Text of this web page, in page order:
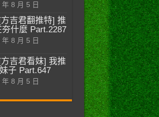
年 8 月 5 日
吉君翻推特] 推
什麼 Part.2287
年 8 月 5 日
吉君看妹] 我推
子 Part.647
年 8 月 5 日